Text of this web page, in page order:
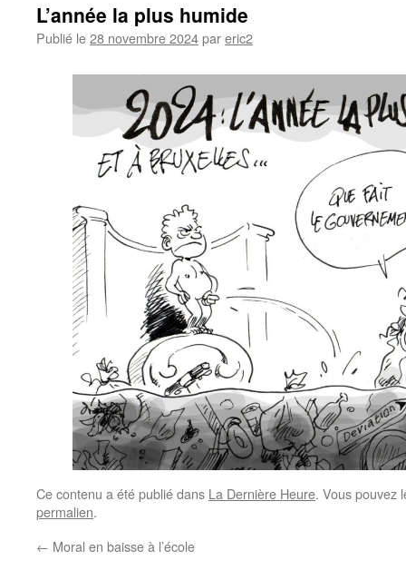
L’année la plus humide
Publié le28 novembre 2024pareric2
Ce contenu a été publié dans La Dernière Heure. Vous pouvez
permalien.
← Moral en baisse à l’école